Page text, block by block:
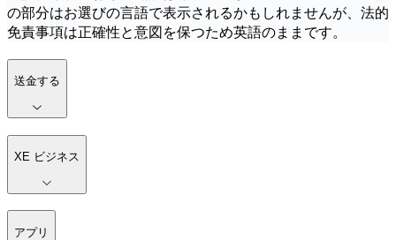
の部分はお選びの言語で表示されるかもしれませんが、法的
免責事項は正確性と意図を保つため英語のままです。
送金する
XE ビジネス
アプリ